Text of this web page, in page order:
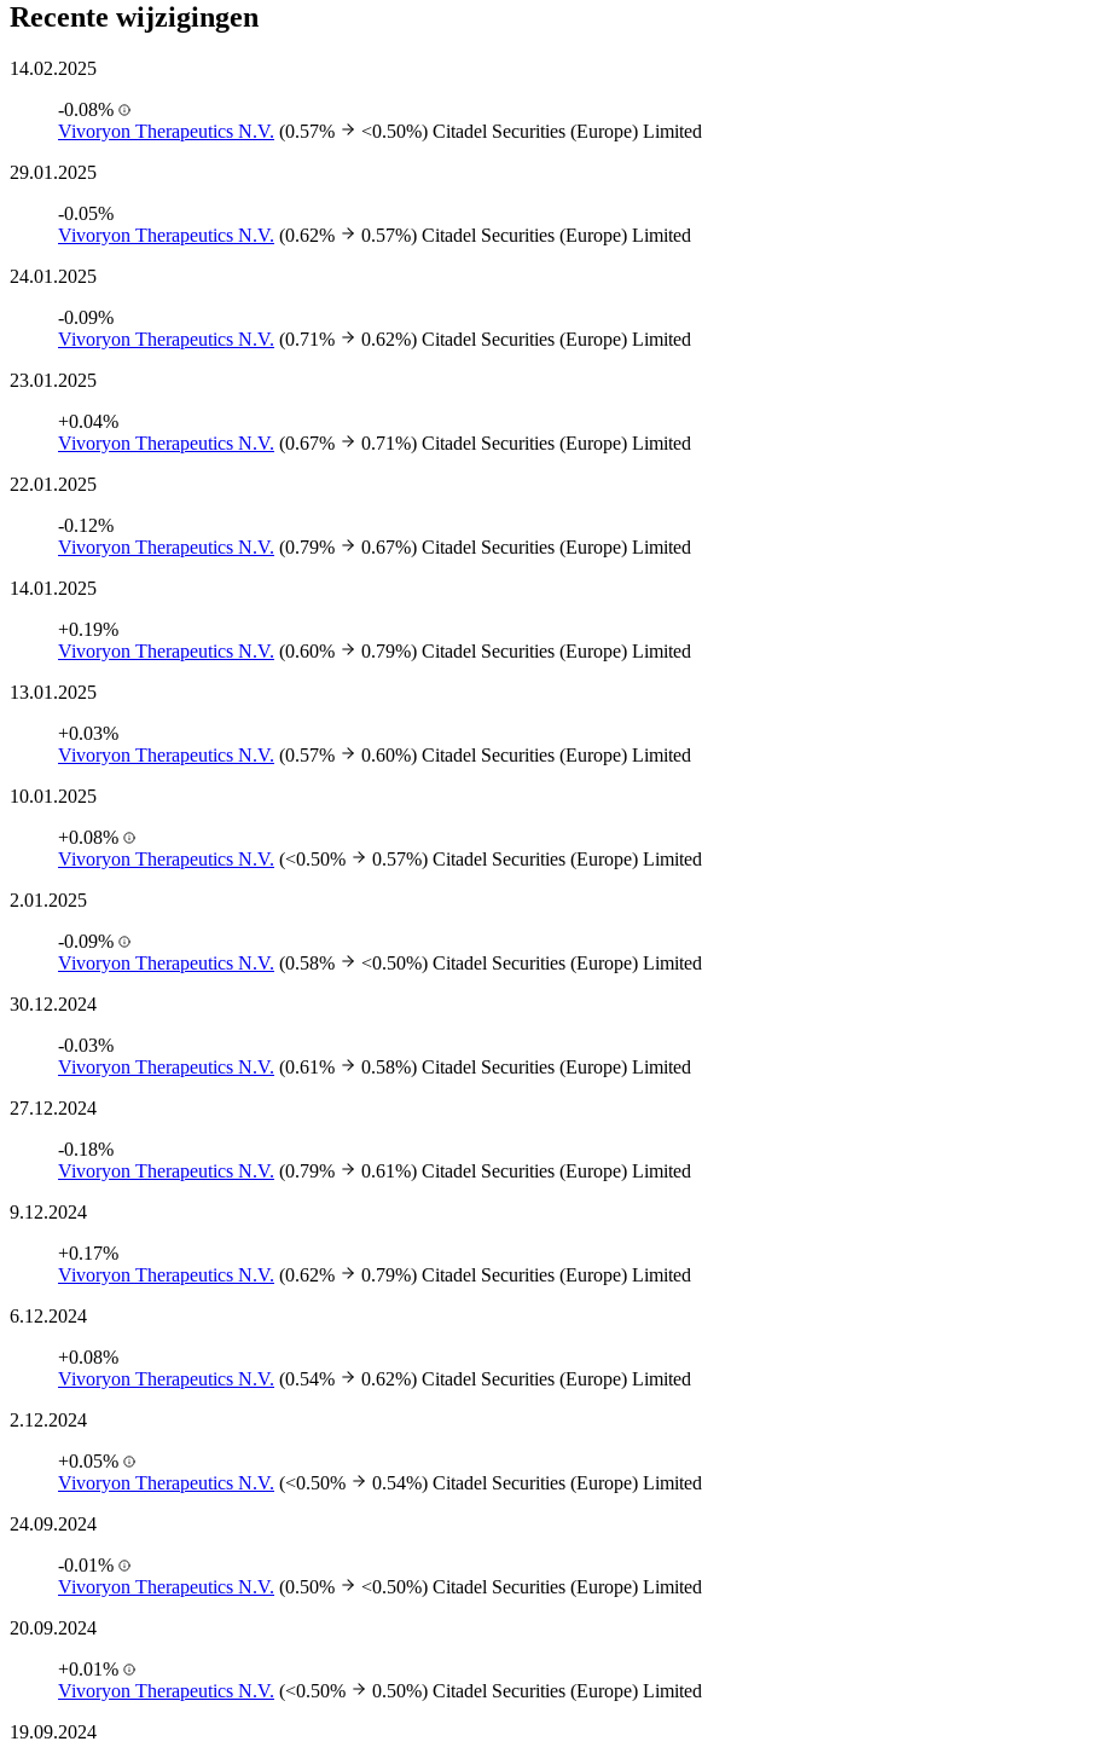
Recente wijzigingen
14.02.2025
-0.08%
Vivoryon Therapeutics N.V. (0.57% <0.50%) Citadel Securities (Europe) Limited
29.01.2025
-0.05%
Vivoryon Therapeutics N.V. (0.62% 0.57%) Citadel Securities (Europe) Limited
24.01.2025
-0.09%
Vivoryon Therapeutics N.V. (0.71% 0.62%) Citadel Securities (Europe) Limited
23.01.2025
+0.04%
Vivoryon Therapeutics N.V. (0.67% 0.71%) Citadel Securities (Europe) Limited
22.01.2025
-0.12%
Vivoryon Therapeutics N.V. (0.79% 0.67%) Citadel Securities (Europe) Limited
14.01.2025
+0.19%
Vivoryon Therapeutics N.V. (0.60% 0.79%) Citadel Securities (Europe) Limited
13.01.2025
+0.03%
Vivoryon Therapeutics N.V. (0.57% 0.60%) Citadel Securities (Europe) Limited
10.01.2025
+0.08%
Vivoryon Therapeutics N.V. (<0.50% 0.57%) Citadel Securities (Europe) Limited
2.01.2025
-0.09%
Vivoryon Therapeutics N.V. (0.58% <0.50%) Citadel Securities (Europe) Limited
30.12.2024
-0.03%
Vivoryon Therapeutics N.V. (0.61% 0.58%) Citadel Securities (Europe) Limited
27.12.2024
-0.18%
Vivoryon Therapeutics N.V. (0.79% 0.61%) Citadel Securities (Europe) Limited
9.12.2024
+0.17%
Vivoryon Therapeutics N.V. (0.62% 0.79%) Citadel Securities (Europe) Limited
6.12.2024
+0.08%
Vivoryon Therapeutics N.V. (0.54% 0.62%) Citadel Securities (Europe) Limited
2.12.2024
+0.05%
Vivoryon Therapeutics N.V. (<0.50% 0.54%) Citadel Securities (Europe) Limited
24.09.2024
-0.01%
Vivoryon Therapeutics N.V. (0.50% <0.50%) Citadel Securities (Europe) Limited
20.09.2024
+0.01%
Vivoryon Therapeutics N.V. (<0.50% 0.50%) Citadel Securities (Europe) Limited
19.09.2024